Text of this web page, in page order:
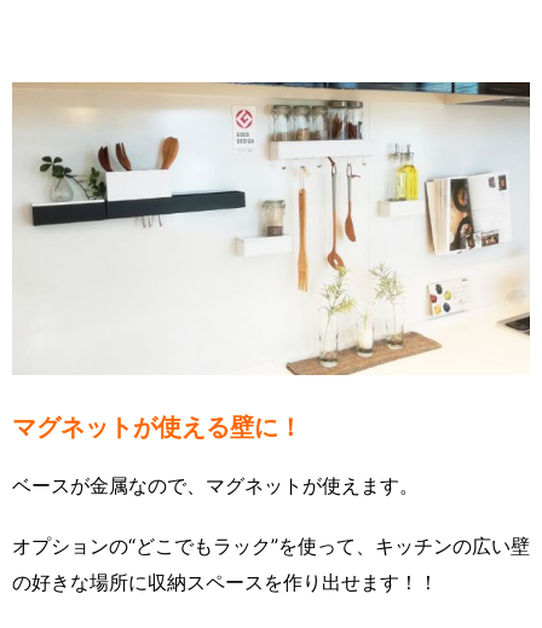
マグネットが使える壁に！
ベースが金属なので、マグネットが使えます。
オプションの“どこでもラック”を使って、キッチンの広い壁
の好きな場所に収納スペースを作り出せます！！